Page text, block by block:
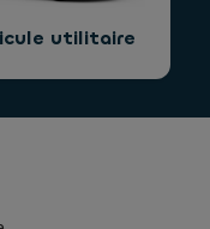
utilitaire